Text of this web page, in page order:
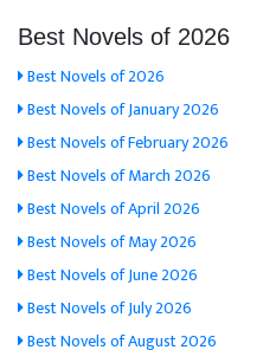
Best Novels of 2026
Best Novels of 2026
Best Novels of January 2026
Best Novels of February 2026
Best Novels of March 2026
Best Novels of April 2026
Best Novels of May 2026
Best Novels of June 2026
Best Novels of July 2026
Best Novels of August 2026